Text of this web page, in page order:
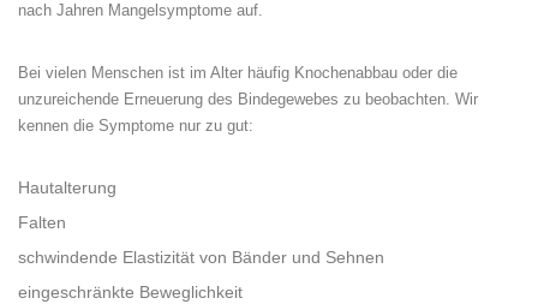
nach Jahren Mangelsymptome auf.
Bei vielen Menschen ist im Alter häufig Knochenabbau oder die
unzureichende Erneuerung des Bindegewebes zu beobachten. Wir
kennen die Symptome nur zu gut:
Hautalterung
Falten
schwindende Elastizität von Bänder und Sehnen
eingeschränkte Beweglichkeit